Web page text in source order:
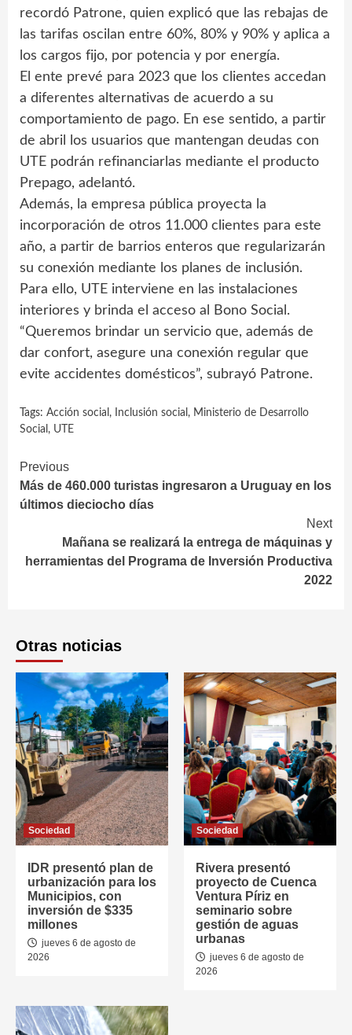
recordó Patrone, quien explicó que las rebajas de
las tarifas oscilan entre 60%, 80% y 90% y aplica a
los cargos fijo, por potencia y por energía.
El ente prevé para 2023 que los clientes accedan
a diferentes alternativas de acuerdo a su
comportamiento de pago. En ese sentido, a partir
de abril los usuarios que mantengan deudas con
UTE podrán refinanciarlas mediante el producto
Prepago, adelantó.
Además, la empresa pública proyecta la
incorporación de otros 11.000 clientes para este
año, a partir de barrios enteros que regularizarán
su conexión mediante los planes de inclusión.
Para ello, UTE interviene en las instalaciones
interiores y brinda el acceso al Bono Social.
“Queremos brindar un servicio que, además de
dar confort, asegure una conexión regular que
evite accidentes domésticos”, subrayó Patrone.
Tags: Acción social , Inclusión social , Ministerio de Desarrollo
Social , UTE
Continue
Reading
Previous
Más de 460.000 turistas ingresaron a Uruguay en los
últimos dieciocho días
Next
Mañana se realizará la entrega de máquinas y
herramientas del Programa de Inversión Productiva
2022
Otras noticias
Sociedad
IDR presentó plan de
urbanización para los
Municipios, con
inversión de $335
millones
jueves 6 de agosto de
2026
Sociedad
Rivera presentó
proyecto de Cuenca
Ventura Píriz en
seminario sobre
gestión de aguas
urbanas
jueves 6 de agosto de
2026